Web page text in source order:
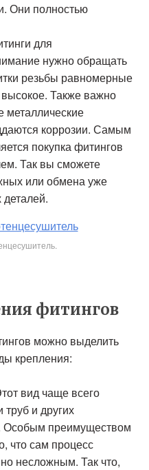
Они полностью
для
нужно обращать
резьбы равномерные
высокое. Также важно
металлические
коррозии. Самым
покупка фитингов
Так вы сможете
или обмена уже
фитингов
можно выделить
крепления:
вид чаще всего
труб и других
Особым преимуществом
что сам процесс
несложным. Так что,